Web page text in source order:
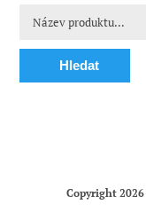
Hledat
Copyright 2026